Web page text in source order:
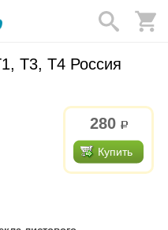
Т3, Т4 Россия
280 р.
Купить